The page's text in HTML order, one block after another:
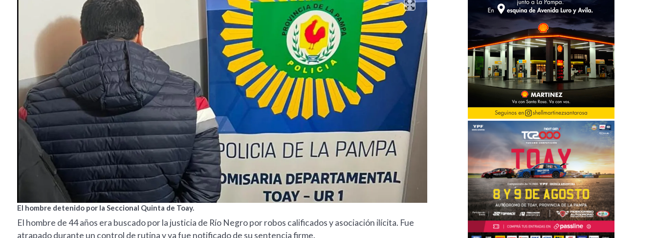
El hombre detenido por la Seccional Quinta de Toay.
El hombre de 44 años era buscado por la justicia de Río Negro por robos calificados y asociación ilícita. Fue
atrapado durante un control de rutina y ya fue notificado de su sentencia firme.